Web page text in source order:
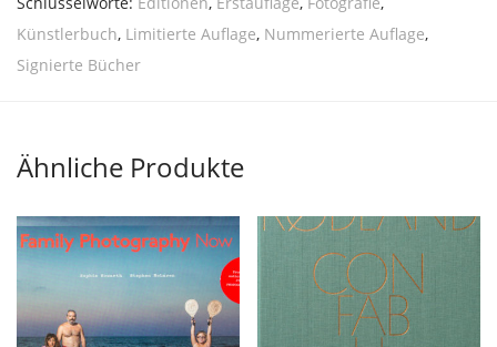
Künstlerbuch, Limitierte Auflage, Nummerierte Auflage,
Signierte Bücher
Ähnliche Produkte